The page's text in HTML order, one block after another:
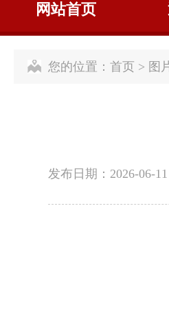
网站首页
您的位置： 首页 > 图
发布日期：2026-06-11